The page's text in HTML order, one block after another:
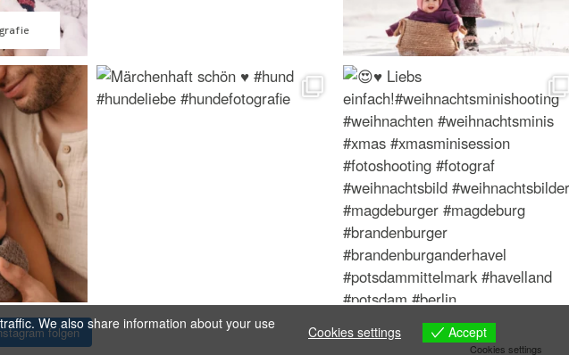
folgen
We also share information about your use
Cookies settings Accept
Cookies settings